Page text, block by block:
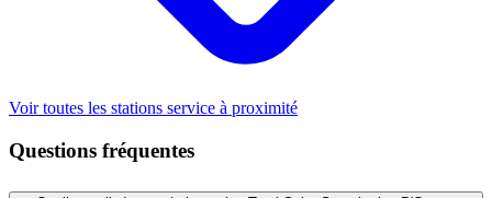
Voir toutes les stations service à proximité
Questions fréquentes